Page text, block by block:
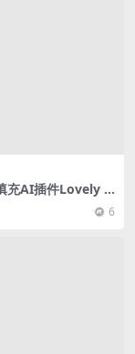
充AI插件Lovely C
Illustrator 6